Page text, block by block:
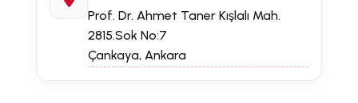
Prof. Dr. Ahmet Taner Kışlalı Mah.
2815.Sok No:7
Çankaya, Ankara